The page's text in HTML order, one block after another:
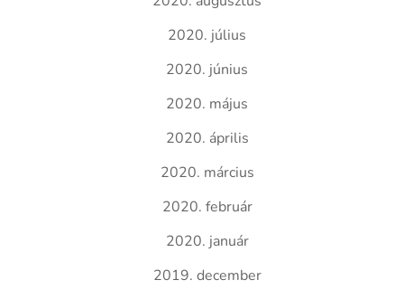
2020. július
2020. június
2020. május
2020. április
2020. március
2020. február
2020. január
2019. december